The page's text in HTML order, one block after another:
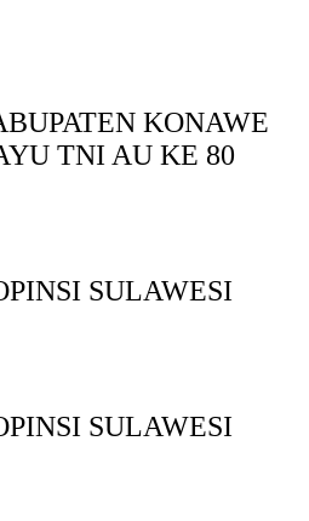
KONAWE
TNI AU KE 80
SULAWESI
SULAWESI